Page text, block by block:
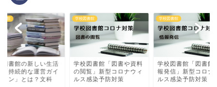
書館
図書館「図書や資料
覧」新型コロナウィ
感染予防対策
学校図書館
学校図書館「図書館の情
報発信」新型コロナウィ
ルス感染予防対策
学校図書館
図書館の本でコロナ
はしない？リスクと
館本の除菌消毒方法